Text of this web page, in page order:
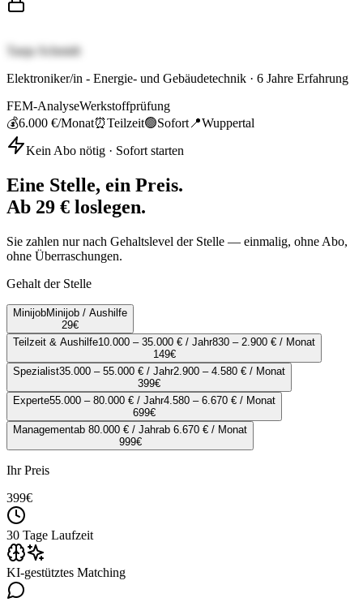
Tanja Schmidt
Elektroniker/in - Energie- und Gebäudetechnik · 6 Jahre Erfahrung
FEM-AnalyseWerkstoffprüfung
💰6.000 €/Monat⏰Teilzeit🟢Sofort 📍Wuppertal
Kein Abo nötig · Sofort starten
Eine Stelle, ein Preis.
Ab 29 € loslegen.
Sie zahlen nur nach Gehaltslevel der Stelle — einmalig, ohne Abo,
ohne Überraschungen.
Gehalt der Stelle
MinijobMinijob / Aushilfe
29€
Teilzeit & Aushilfe10.000 – 35.000 € / Jahr830 – 2.900 € / Monat
149€
Spezialist35.000 – 55.000 € / Jahr2.900 – 4.580 € / Monat
399€
Experte55.000 – 80.000 € / Jahr4.580 – 6.670 € / Monat
699€
Managementab 80.000 € / Jahrab 6.670 € / Monat
999€
Ihr Preis
399€
30 Tage Laufzeit
KI-gestütztes Matching